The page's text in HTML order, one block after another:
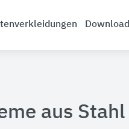
Download
aus Stahl